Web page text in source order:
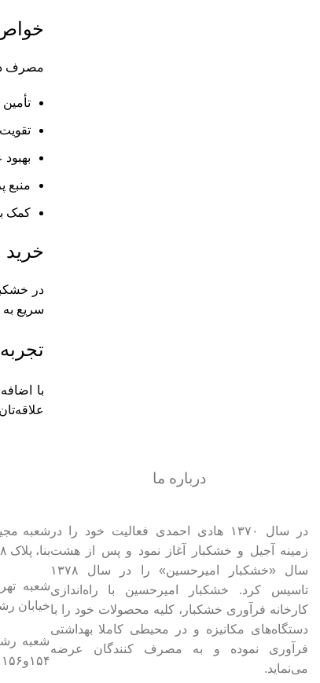
مصرف
منبع
کمک
خرید
در
سریع
با
درباره ما
در سال ۱۳۷۰ هادی احمدی فعالیت خود را در
زمینه آجیل و خشکبار آغاز نمود و پس از هشت
سال «خشکبار امیرحسین» را در سال ۱۳۷۸
تاسیس کرد. خشکبار امیرحسین با راه‌اندازی
کارخانه فرآوری خشکبار، کلیه محصولات خود را با
دستگاه‌های مکانیزه و در محیطی کاملا بهداشتی
فرآوری نموده و به مصرف کنندگان عرضه
می‌نماید.
شعبه
بنا، پلاک ۱۰۸۸
شعبه
خیابان
شعبه
۱۵۴و۱۵۶ غربی، پلاک ۱۳۴